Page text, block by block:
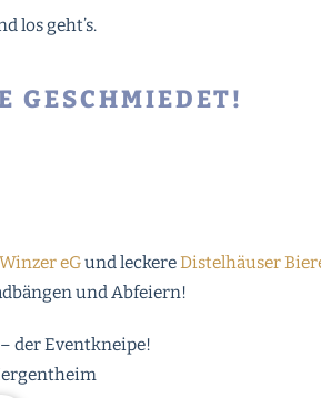
los geht’s.
GESCHMIEDET!
eGund leckereDistelhäuser
und Abfeiern!
der Eventkneipe!